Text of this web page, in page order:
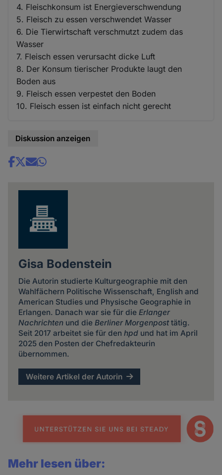
4. Fleischkonsum ist Energieverschwendung
5. Fleisch zu essen verschwendet Wasser
6. Die Tierwirtschaft verschmutzt zudem das
Wasser
7. Fleisch essen verursacht dicke Luft
8. Der Konsum tierischer Produkte laugt den
Boden aus
9. Fleisch essen verpestet den Boden
10. Fleisch essen ist einfach nicht gerecht
Diskussion anzeigen
Share
Gisa Bodenstein
Die Autorin studierte Kulturgeographie mit den
Wahlfächern Politische Wissenschaft, English and
American Studies und Physische Geographie in
Erlangen. Danach war sie für die Erlanger
Nachrichtenund die Berliner Morgenposttätig.
Seit 2017 arbeitet sie für den hpdund hat im April
2025 den Posten der Chefredakteurin
übernommen.
Weitere Artikel der Autorin
Mehr lesen über: